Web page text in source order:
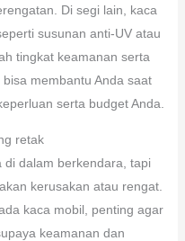
Di segi lain, kaca
susunan anti-UV atau
tingkat keamanan serta
membantu Anda saat
serta budget Anda.
retak
di dalam berkendara, tapi
kerusakan atau rengat.
kaca mobil, penting agar
keamanan dan